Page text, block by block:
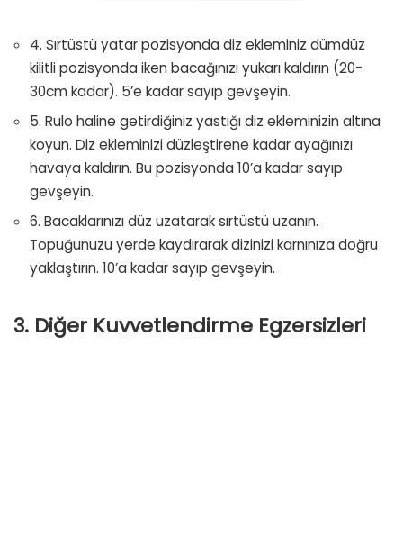
4. Sırtüstü yatar pozisyonda diz ekleminiz dümdüz
kilitli pozisyonda iken bacağınızı yukarı kaldırın (20-
30cm kadar). 5’e kadar sayıp gevşeyin.
5. Rulo haline getirdiğiniz yastığı diz ekleminizin altına
koyun. Diz ekleminizi düzleştirene kadar ayağınızı
havaya kaldırın. Bu pozisyonda 10’a kadar sayıp
gevşeyin.
6. Bacaklarınızı düz uzatarak sırtüstü uzanın.
Topuğunuzu yerde kaydırarak dizinizi karnınıza doğru
yaklaştırın. 10’a kadar sayıp gevşeyin.
3. Diğer Kuvvetlendirme Egzersizleri